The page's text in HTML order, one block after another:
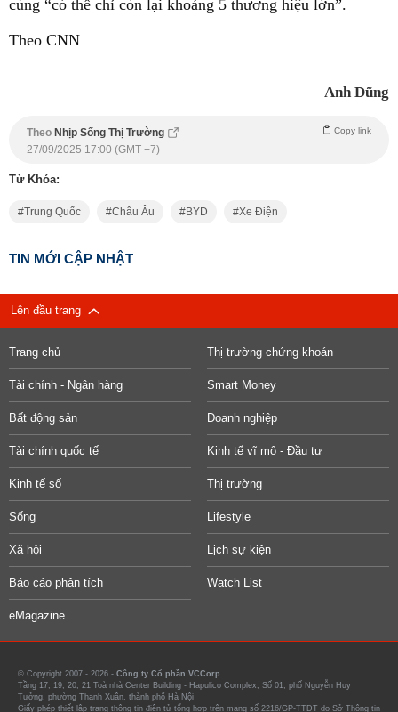
cùng “có thể chỉ còn lại khoảng 5 thương hiệu lớn”.
Theo CNN
Anh Dũng
Theo Nhịp Sống Thị Trường Copy link
27/09/2025 17:00 (GMT +7)
Từ Khóa:
Trung Quốc Châu Âu BYD Xe Điện
TIN MỚI CẬP NHẬT
Lên đầu trang
Trang chủ Thị trường chứng khoán
Tài chính - Ngân hàng Smart Money
Bất động sản Doanh nghiệp
Tài chính quốc tế Kinh tế vĩ mô - Đầu tư
Kinh tế số Thị trường
Sống Lifestyle
Xã hội Lịch sự kiện
Báo cáo phân tích Watch List
eMagazine
© Copyright 2007 - 2026 - Công ty Cổ phần VCCorp.
Tầng 17, 19, 20, 21 Toà nhà Center Building - Hapulico Complex, Số 01, phố Nguyễn Huy
Tưởng, phường Thanh Xuân, thành phố Hà Nội
Giấy phép thiết lập trang thông tin điện tử tổng hợp trên mạng số 2216/GP-TTĐT do Sở Thông tin